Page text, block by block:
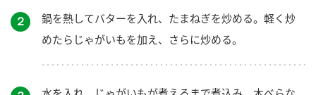
２
鍋を熱してバターを入れ、たまねぎを炒める。軽く炒
めたらじゃがいもを加え、さらに炒める。